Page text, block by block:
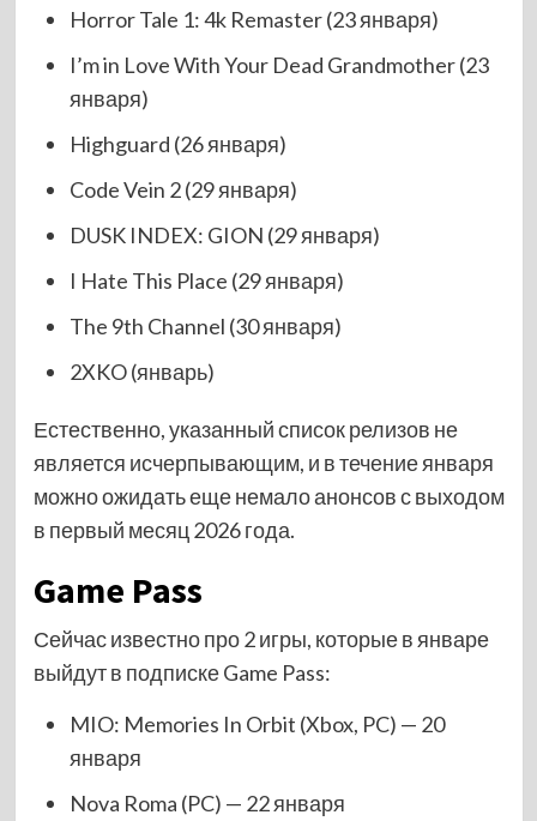
Horror Tale 1: 4k Remaster (23 января)
I’m in Love With Your Dead Grandmother (23
января)
Highguard (26 января)
Code Vein 2 (29 января)
DUSK INDEX: GION (29 января)
I Hate This Place (29 января)
The 9th Channel (30 января)
2XKO (январь)
Естественно, указанный список релизов не
является исчерпывающим, и в течение января
можно ожидать еще немало анонсов с выходом
в первый месяц 2026 года.
Game Pass
Сейчас известно про 2 игры, которые в январе
выйдут в подписке Game Pass:
MIO: Memories In Orbit (Xbox, PC) — 20
января
Nova Roma (PC) — 22 января